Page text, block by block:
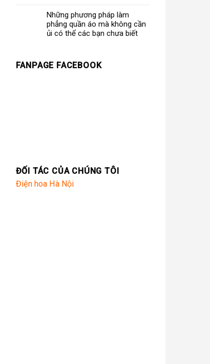
Những phương pháp làm
phẳng quần áo mà không cần
ủi có thể các bạn chưa biết
FANPAGE FACEBOOK
ĐỐI TÁC CỦA CHÚNG TÔI
Điện hoa Hà Nội